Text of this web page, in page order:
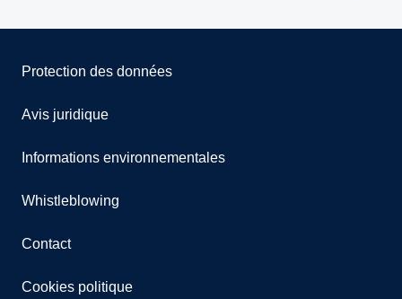
Protection des données
Avis juridique
Informations environnementales
Whistleblowing
Contact
Cookies politique